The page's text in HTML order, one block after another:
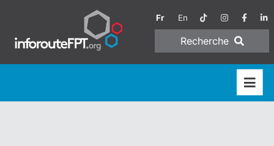
Fr En
Recherche